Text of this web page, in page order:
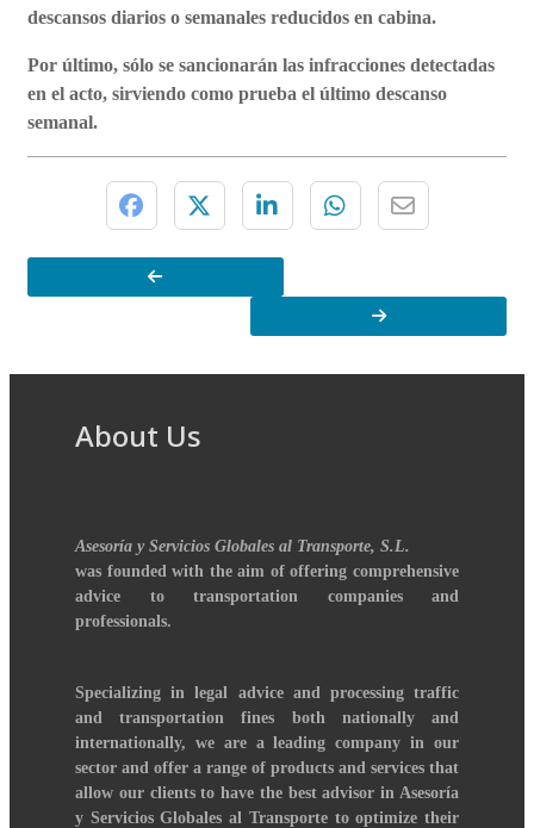
descansos diarios o semanales reducidos en cabina.
Por último, sólo se sancionarán las infracciones detectadas
en el acto, sirviendo como prueba el último descanso
semanal.
About Us
Asesoría y Servicios Globales al Transporte, S.L.
was founded with the aim of offering comprehensive
advice to transportation companies and
professionals.
Specializing in legal advice and processing traffic
and transportation fines both nationally and
internationally, we are a leading company in our
sector and offer a range of products and services that
allow our clients to have the best advisor in Asesoría
y Servicios Globales al Transporte to optimize their